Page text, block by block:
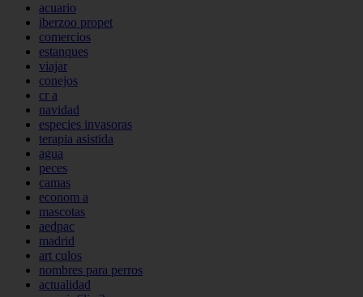
acuario
iberzoo propet
comercios
estanques
viajar
conejos
cr a
navidad
especies invasoras
terapia asistida
agua
peces
camas
econom a
mascotas
aedpac
madrid
art culos
nombres para perros
actualidad